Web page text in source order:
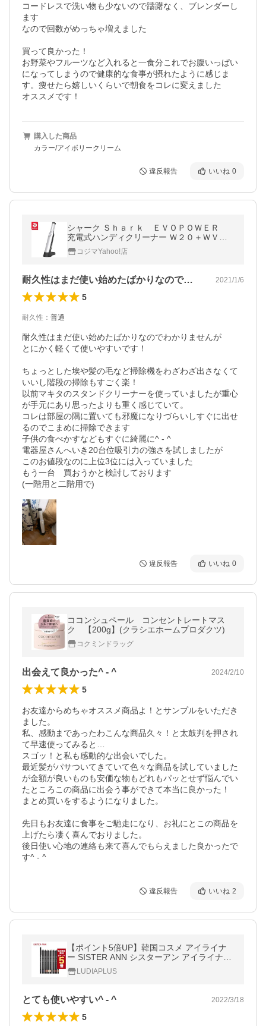
コードレスで洗い物も少ないので躊躇なく、ブレンダーし
ます
なので回数がめっちゃ増えました
買って良かった！
お野菜やフルーツなど入れると一食分これでお腹いっぱい
になってしまうので健康的な食事が摂れたように感じま
す。痩せたら嬉しいくらいで朝食をコレに変えました
オススメです！
購入した商品
カラー/アイボリークリーム
違反報告 いいね 0
シャーク Ｓｈａｒｋ ＥＶＯＰＯＷＥＲ
充電式ハンディクリーナー Ｗ２０＋ＷＶ２
５０ＪＷＨ パールホワイト
コジマYahoo!店
耐久性はまだ使い始めたばかりなのでわか… 2021/1/6
5
耐久性 ： 普通
耐久性はまだ使い始めたばかりなのでわかりませんが
とにかく軽くて使いやすいです！
ちょっとした埃や髪の毛など掃除機をわざわざ出さなくて
いいし階段の掃除もすごく楽！
以前マキタのスタンドクリーナーを使っていましたが重心
が手元にあり思ったよりも重く感じていて。
コレは部屋の隅に置いても邪魔になりづらいしすぐに出せ
るのでこまめに掃除できます
子供の食べかすなどもすぐに綺麗に^ - ^
電器屋さんへいき20台位吸引力の強さを試しましたが
このお値段なのに上位3位には入っていました
もう一台　買おうかと検討しております
(一階用と二階用で)
違反報告 いいね 0
ココンシュペール コンセントレートマス
ク 【200g】(クラシエホームプロダクツ)
コクミンドラッグ
出会えて良かった^ - ^ 2024/2/10
5
お友達からめちゃオススメ商品よ！とサンプルをいただき
ました。
私、感動まであったわこんな商品久々！と太鼓判を押され
て早速使ってみると…
スゴッ！と私も感動的な出会いでした。
最近髪がパサついてきていて色々な商品を試していました
が金額が良いものも安価な物もどれもパッとせず悩んでい
たところこの商品に出会う事ができて本当に良かった！
まとめ買いをするようになりました。
先日もお友達に食事をご馳走になり、お礼にとこの商品を
上げたら凄く喜んでおりました。
後日使い心地の連絡も来て喜んでもらえました良かったで
違反報告 いいね 2
【ポイント5倍UP】韓国コスメ アイライナ
ー SISTER ANN シスターアン アイライナー
ウォータープルーフ ペンシルアイライナー 1
1色 アイシャドウ sisterann
LUDIAPLUS
とても使いやすい^ - ^ 2022/3/18
5